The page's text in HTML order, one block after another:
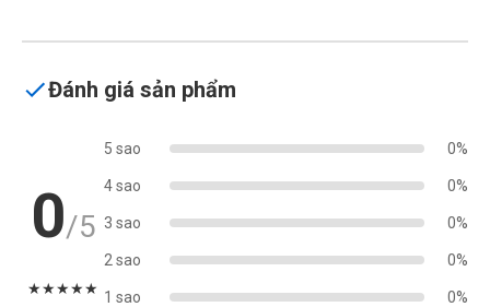
Đánh giá sản phẩm
0/5
★★★★★
5 sao 0%
4 sao 0%
3 sao 0%
2 sao 0%
1 sao 0%